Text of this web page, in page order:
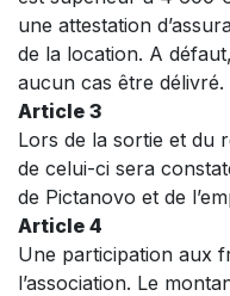
une attestation
de la location. A
aucun cas être délivré.
Article 3
Lors de la sortie et du
de celui-ci sera
de Pictanovo et de
Article 4
Une participation aux
l’association. Le